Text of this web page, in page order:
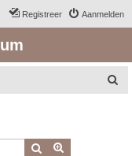
Aanmelden
Registreer
Zoek